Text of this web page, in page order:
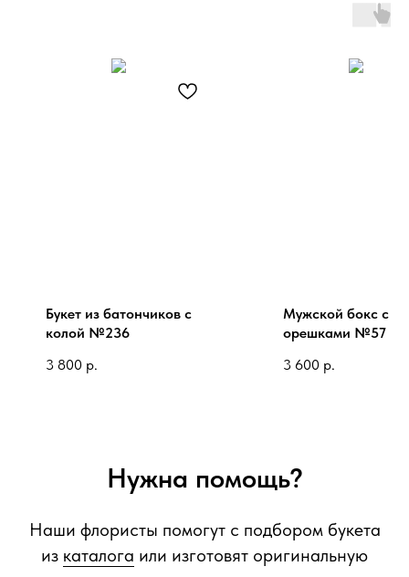
Букет из батончиков с
колой №236
3 800 р.
Мужской бокс с
орешками №57
3 600 р.
Нужна помощь?
Наши флористы помогут с подбором букета
из каталога или изготовят оригинальную